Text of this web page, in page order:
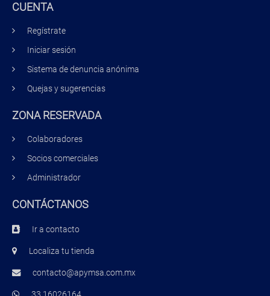
CUENTA
Regístrate
Iniciar sesión
Sistema de denuncia anónima
Quejas y sugerencias
ZONA RESERVADA
Colaboradores
Socios comerciales
Administrador
CONTÁCTANOS
Ir a contacto
Localiza tu tienda
contacto@apymsa.com.mx